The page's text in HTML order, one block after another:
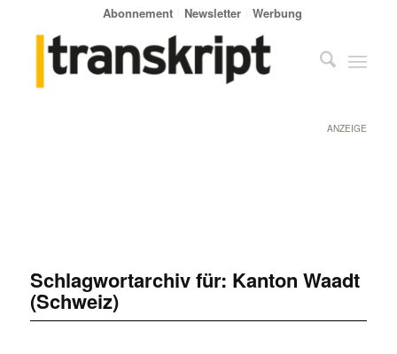
Abonnement Newsletter Werbung
ANZEIGE
Schlagwortarchiv für: Kanton Waadt
(Schweiz)